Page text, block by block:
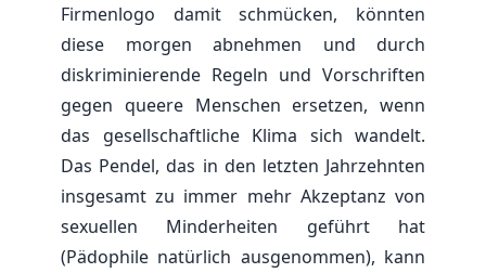
Firmenlogo damit schmücken, könnten
diese morgen abnehmen und durch
diskriminierende Regeln und Vorschriften
gegen queere Menschen ersetzen, wenn
das gesellschaftliche Klima sich wandelt.
Das Pendel, das in den letzten Jahrzehnten
insgesamt zu immer mehr Akzeptanz von
sexuellen Minderheiten geführt hat
(Pädophile natürlich ausgenommen), kann